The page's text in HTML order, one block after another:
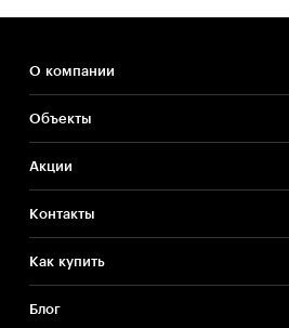
О компании
Объекты
Акции
Контакты
Как купить
Блог